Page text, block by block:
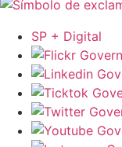
SP + Digital